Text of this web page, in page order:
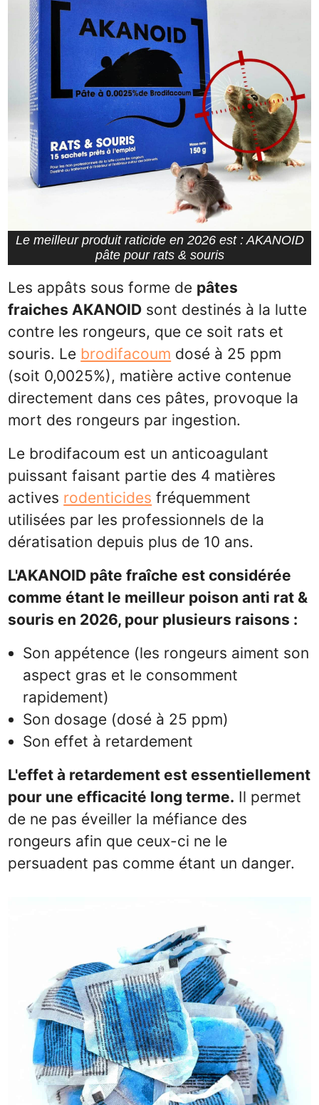
Le meilleur produit raticide en 2026 est : AKANOID
pâte pour rats & souris
Les appâts sous forme de pâtes
fraiches AKANOID sont destinés à la lutte
contre les rongeurs, que ce soit rats et
souris. Le brodifacoum dosé à 25 ppm
(soit 0,0025%), matière active contenue
directement dans ces pâtes, provoque la
mort des rongeurs par ingestion.
Le brodifacoum est un anticoagulant
puissant faisant partie des 4 matières
actives rodenticides fréquemment
utilisées par les professionnels de la
dératisation depuis plus de 10 ans.
L'AKANOID pâte fraîche est considérée
comme étant le meilleur poison anti rat &
souris en 2026, pour plusieurs raisons :
Son appétence (les rongeurs aiment son
aspect gras et le consomment
rapidement)
Son dosage (dosé à 25 ppm)
Son effet à retardement
L'effet à retardement est essentiellement
pour une efficacité long terme. Il permet
de ne pas éveiller la méfiance des
rongeurs afin que ceux-ci ne le
persuadent pas comme étant un danger.